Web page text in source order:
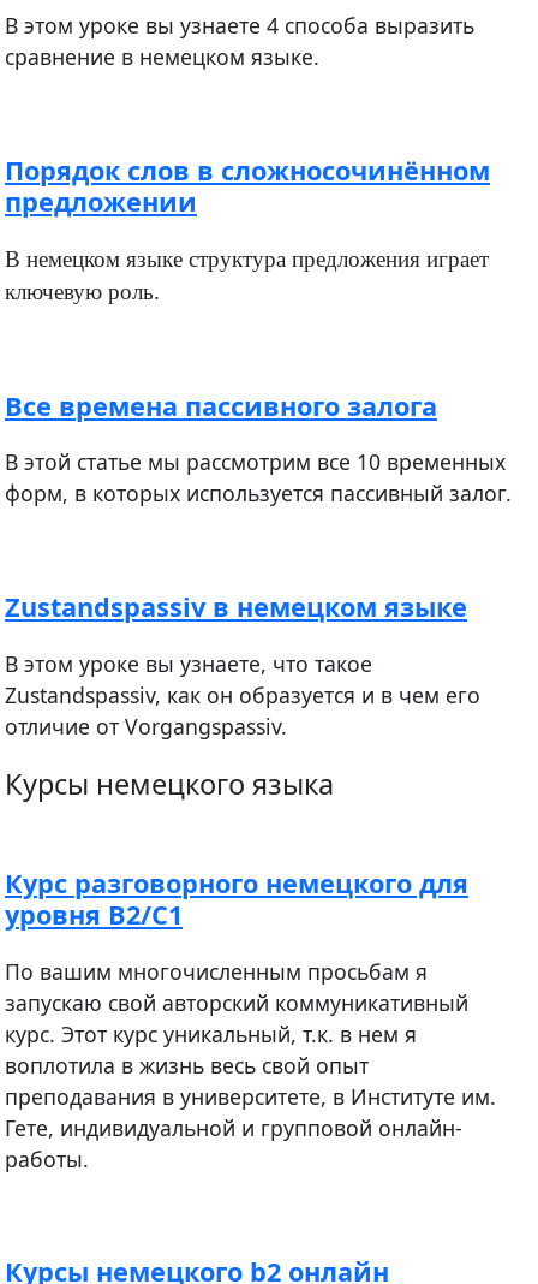
В этом уроке вы узнаете 4 способа выразить
сравнение в немецком языке.
Порядок слов в сложносочинённом
предложении
В немецком языке структура предложения играет
ключевую роль.
Все времена пассивного залога
В этой статье мы рассмотрим все 10 временных
форм, в которых используется пассивный залог.
Zustandspassiv в немецком языке
В этом уроке вы узнаете, что такое
Zustandspassiv, как он образуется и в чем его
отличие от Vorgangspassiv.
Курсы немецкого языка
Курс разговорного немецкого для
уровня B2/C1
По вашим многочисленным просьбам я
запускаю свой авторский коммуникативный
курс. Этот курс уникальный, т.к. в нем я
воплотила в жизнь весь свой опыт
преподавания в университете, в Институте им.
Гете, индивидуальной и групповой онлайн-
работы.
Курсы немецкого b2 онлайн